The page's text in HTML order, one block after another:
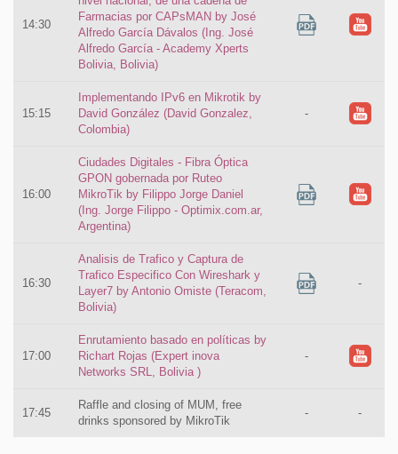
14:30
Farmacias por CAPsMAN by José
Alfredo García Dávalos (Ing. José
Alfredo García - Academy Xperts
Bolivia, Bolivia)
15:15
Implementando IPv6 en Mikrotik by
David González (David Gonzalez,
Colombia)
-
16:00
Ciudades Digitales - Fibra Óptica
GPON gobernada por Ruteo
MikroTik by Filippo Jorge Daniel
(Ing. Jorge Filippo - Optimix.com.ar,
Argentina)
16:30
Analisis de Trafico y Captura de
Trafico Especifico Con Wireshark y
Layer7 by Antonio Omiste (Teracom,
Bolivia)
-
17:00
Enrutamiento basado en políticas by
Richart Rojas (Expert inova
Networks SRL, Bolivia )
-
17:45
Raffle and closing of MUM, free
drinks sponsored by MikroTik
- -